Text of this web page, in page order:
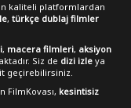
kaliteli platformlardan
, türkçe dublaj filmler
, macera filmleri, aksiyon
Siz de dizi izle ya
geçirebilirsiniz.
kesintisiz